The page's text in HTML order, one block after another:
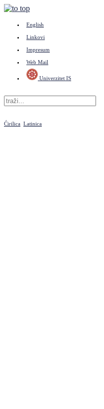
English
Linkovi
Impresum
Web Mail
Univerzitet IS
Ćirilica Latinica